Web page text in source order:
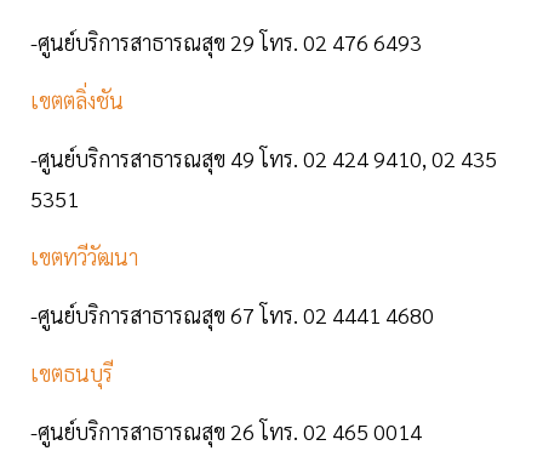
-ศูนย์บริการสาธารณสุข 29 โทร. 02 476 6493
เขตตลิ่งชัน
-ศูนย์บริการสาธารณสุข 49 โทร. 02 424 9410, 02 435
5351
เขตทวีวัฒนา
-ศูนย์บริการสาธารณสุข 67 โทร. 02 4441 4680
เขตธนบุรี
-ศูนย์บริการสาธารณสุข 26 โทร. 02 465 0014